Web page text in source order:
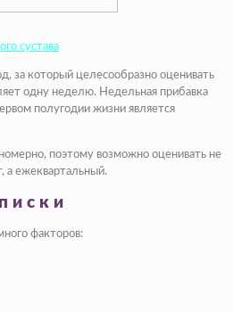
сустава
который целесообразно оценивать
одну неделю. Недельная прибавка
полугодии жизни является
поэтому возможно оценивать не
а ежеквартальный.
факторов: